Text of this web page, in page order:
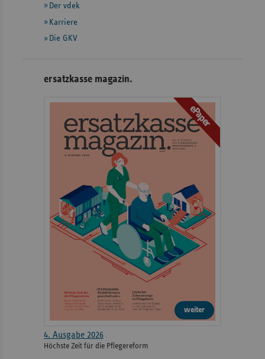
Der vdek
Karriere
Die GKV
ersatzkasse magazin.
ePaper
weiter
4. Ausgabe 2026
Höchste Zeit für die Pflegereform